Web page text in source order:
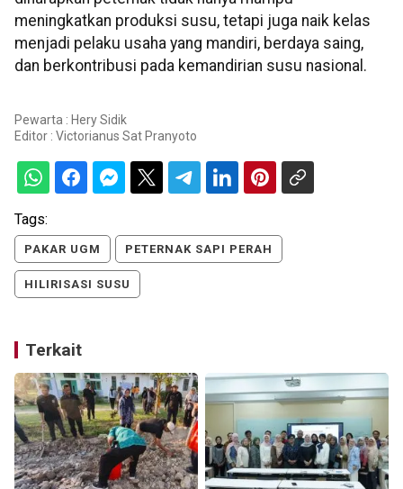
meningkatkan produksi susu, tetapi juga naik kelas
menjadi pelaku usaha yang mandiri, berdaya saing,
dan berkontribusi pada kemandirian susu nasional.
Pewarta : Hery Sidik
Editor : Victorianus Sat Pranyoto
Tags:
PAKAR UGM PETERNAK SAPI PERAH
HILIRISASI SUSU
Terkait